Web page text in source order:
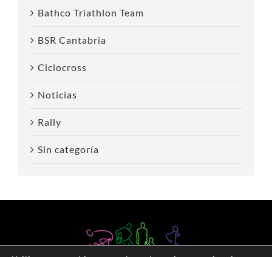
Bathco Triathlon Team
BSR Cantabria
Ciclocross
Noticias
Rally
Sin categoría